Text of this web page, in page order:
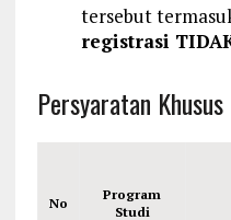
tersebut
registrasi
Persyaratan Khusus
No
Program
Studi